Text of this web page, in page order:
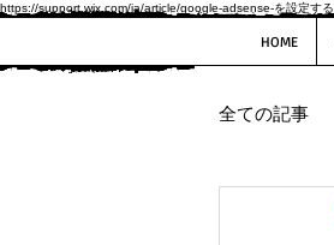
https://support.wix.com/ja/article/google-adsense-を設定する
HOME
全ての記事